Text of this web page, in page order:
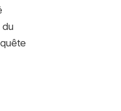
du